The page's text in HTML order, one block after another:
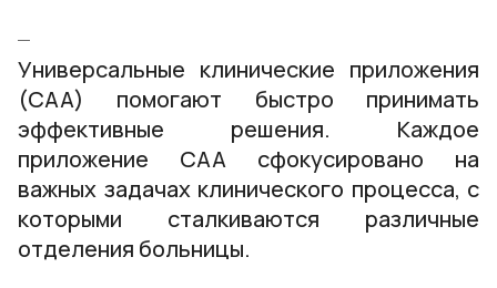
Универсальные клинические приложения
(CAA) помогают быстро принимать
эффективные решения. Каждое
приложение CAA сфокусировано на
важных задачах клинического процесса, с
которыми сталкиваются различные
отделения больницы.